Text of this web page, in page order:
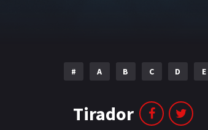
# A B C D E
Tirador